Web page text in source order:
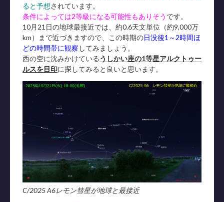
ると予想されています。
条件によっては2等級になる可能性もありそう です。
10月21日の地球最接近では、約0.6天文単位（約9,000万
km）まで近づきますので、この時期の日没後1～2時間ほ
どの時間帯に観察 してみましょう。
西の空に沈みかけている うしかい座の1等星アルクトゥー
ルスを目印に探してみると良いと思います。
C/2025 A6レモン彗星が地球と最接近